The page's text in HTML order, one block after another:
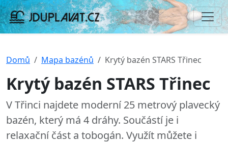
Domů Mapa bazénů Krytý bazén STARS Třinec
Krytý bazén STARS Třinec
V Třinci najdete moderní 25 metrový plavecký
bazén, který má 4 dráhy. Součástí je i
relaxační část a tobogán. Využít můžete i